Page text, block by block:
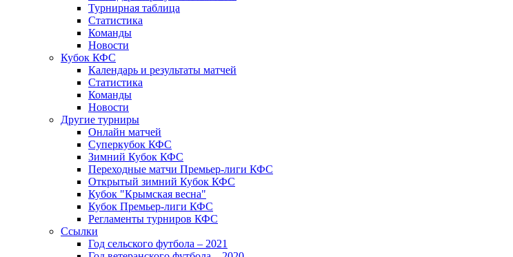
Турнирная таблица
Статистика
Команды
Новости
Кубок КФС
Календарь и результаты матчей
Статистика
Команды
Новости
Другие турниры
Онлайн матчей
Суперкубок КФС
Зимний Кубок КФС
Переходные матчи Премьер-лиги КФС
Открытый зимний Кубок КФС
Кубок "Крымская весна"
Кубок Премьер-лиги КФС
Регламенты турниров КФС
Ссылки
Год сельского футбола – 2021